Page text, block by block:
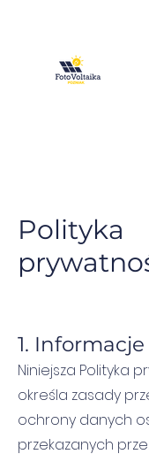
Polityka
1.
Niniejsza Polityka
określa zasady
ochrony danych
przekazanych